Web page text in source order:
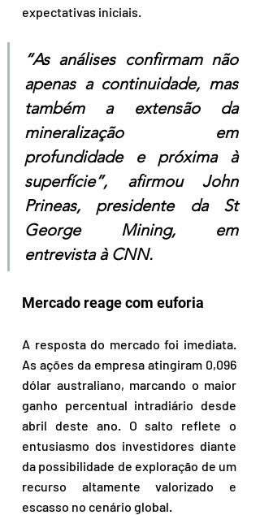
expectativas iniciais.
“As análises confirmam não
apenas a continuidade, mas
também a extensão da
mineralização em
profundidade e próxima à
superfície”, afirmou John
Prineas, presidente da St
George Mining, em
entrevista à CNN.
Mercado reage com euforia
A resposta do mercado foi imediata.
As ações da empresa atingiram 0,096
dólar australiano, marcando o maior
ganho percentual intradiário desde
abril deste ano. O salto reflete o
entusiasmo dos investidores diante
da possibilidade de exploração de um
recurso altamente valorizado e
escasso no cenário global.